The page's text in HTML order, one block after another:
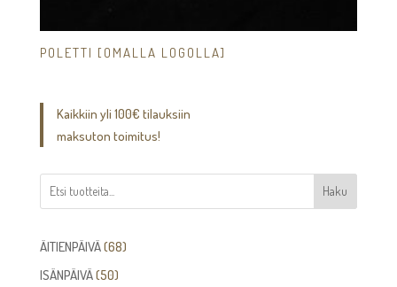
POLETTI [OMALLA LOGOLLA]
Kaikkiin yli 100€ tilauksiin
maksuton toimitus!
Haku
ÄITIENPÄIVÄ 6868
ISÄNPÄIVÄ 5050